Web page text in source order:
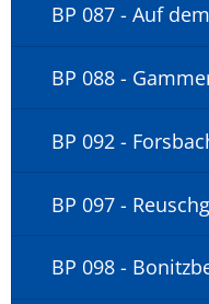
BP 087 - Auf
BP 088 -
BP 092 -
BP 097 -
BP 098 -